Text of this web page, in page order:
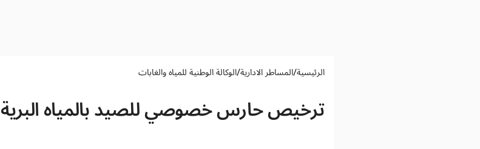
الرئيسية/المساطر الادارية/الوكالة الوطنية للمياه والغابات
ترخيص حارس خصوصي للصيد بالمياه البرية